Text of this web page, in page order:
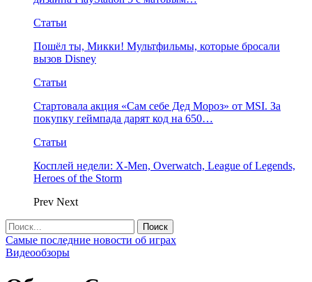
Статьи
Пошёл ты, Микки! Мультфильмы, которые бросали
вызов Disney
Статьи
Стартовала акция «Сам себе Дед Мороз» от MSI. За
покупку геймпада дарят код на 650…
Статьи
Косплей недели: X-Men, Overwatch, League of Legends,
Heroes of the Storm
Prev Next
Самые последние новости об играх
Видеообзоры